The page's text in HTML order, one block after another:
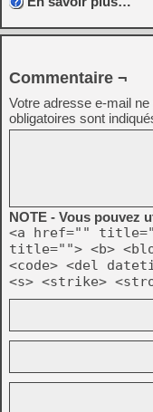
Commentaire ¬
Votre adresse e-mail
obligatoires sont
NOTE - Vous pouvez
<a href=""
title=""> <b>
<code> <del
<s> <strike>